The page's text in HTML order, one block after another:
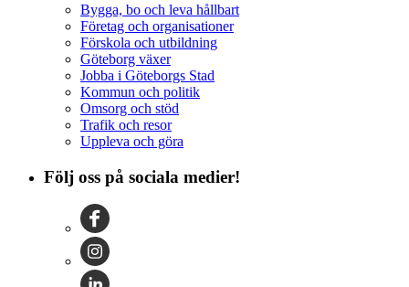
Bygga, bo och leva hållbart
Företag och organisationer
Förskola och utbildning
Göteborg växer
Jobba i Göteborgs Stad
Kommun och politik
Omsorg och stöd
Trafik och resor
Uppleva och göra
Följ oss på sociala medier!